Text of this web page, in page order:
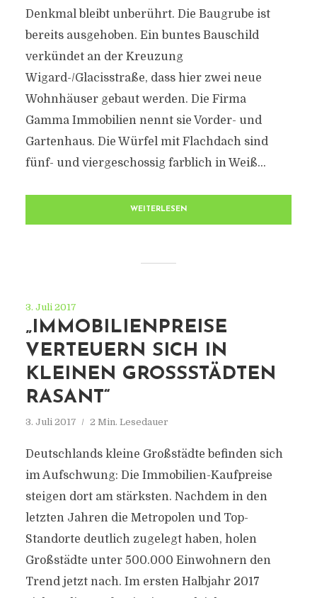
Denkmal bleibt unberührt. Die Baugrube ist
bereits ausgehoben. Ein buntes Bauschild
verkündet an der Kreuzung
Wigard-/Glacisstraße, dass hier zwei neue
Wohnhäuser gebaut werden. Die Firma
Gamma Immobilien nennt sie Vorder- und
Gartenhaus. Die Würfel mit Flachdach sind
fünf- und viergeschossig farblich in Weiß...
WEITERLESEN
3. Juli 2017
„IMMOBILIENPREISE
VERTEUERN SICH IN
KLEINEN GROSSSTÄDTEN R
ASANT“
3. Juli 2017 2 Min. Lesedauer
Deutschlands kleine Großstädte befinden sich
im Aufschwung: Die Immobilien-Kaufpreise
steigen dort am stärksten. Nachdem in den
letzten Jahren die Metropolen und Top-
Standorte deutlich zugelegt haben, holen
Großstädte unter 500.000 Einwohnern den
Trend jetzt nach. Im ersten Halbjahr 2017